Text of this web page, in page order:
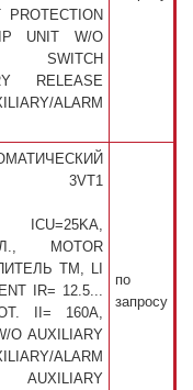
PROTECTION
UNIT W/O
SWITCH
RELEASE
ALARM
3VT1
ICU=25KA,
MOTOR
TM, LI
IR= 12.5...
II= 160A,
O AUXILIARY
ALARM
AUXILIARY
по
запросу